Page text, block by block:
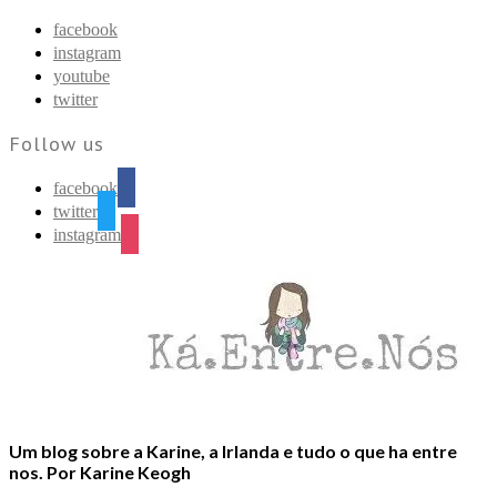
facebook
instagram
youtube
twitter
Follow us
facebook
twitter
instagram
Um blog sobre a Karine, a Irlanda e tudo o que ha entre
nos. Por Karine Keogh